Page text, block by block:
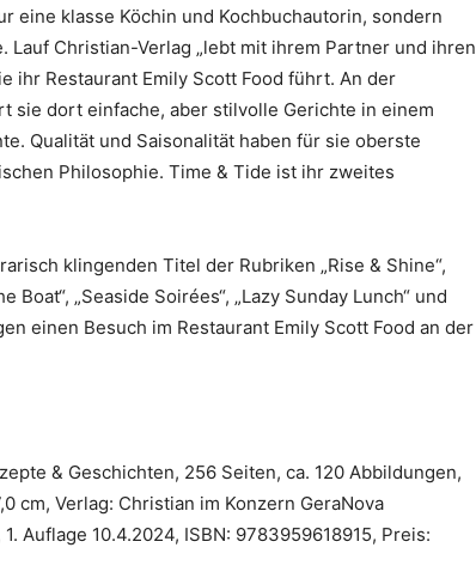
eine klasse Köchin und Kochbuchautorin, sondern
Christian-Verlag „lebt mit ihrem Partner und ihren
ihr Restaurant Emily Scott Food führt. An der
sie dort einfache, aber stilvolle Gerichte in einem
Qualität und Saisonalität haben für sie oberste
Philosophie. Time & Tide ist ihr zweites
klingenden Titel der Rubriken „Rise & Shine“,
Boat“, „Seaside Soirées“, „Lazy Sunday Lunch“ und
einen Besuch im Restaurant Emily Scott Food an der
& Geschichten, 256 Seiten, ca. 120 Abbildungen,
cm, Verlag: Christian im Konzern GeraNova
Auflage 10.4.2024, ISBN: 9783959618915, Preis: